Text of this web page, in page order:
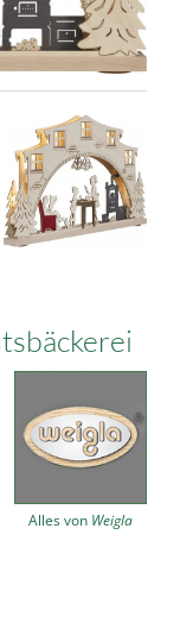
Alles von Weigla